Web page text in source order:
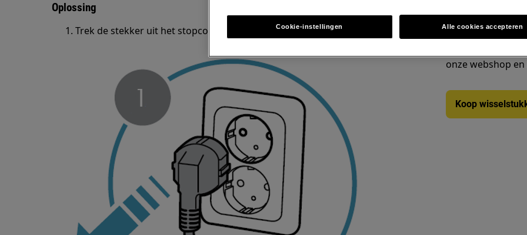
Oplossing
Trek de stekker uit het stopcontact. Wisselstukken en
Vind originele
onze webshop
Koop
Cookie-instellingen Alle cookies accepteren